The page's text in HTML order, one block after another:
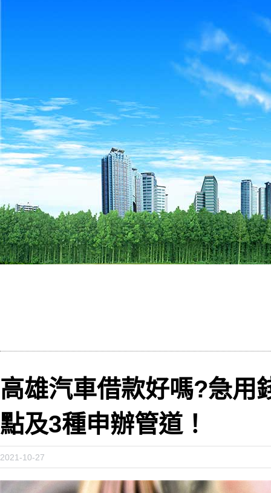
高雄汽車借款好嗎?急用
點及3種申辦管道！
2021-10-27